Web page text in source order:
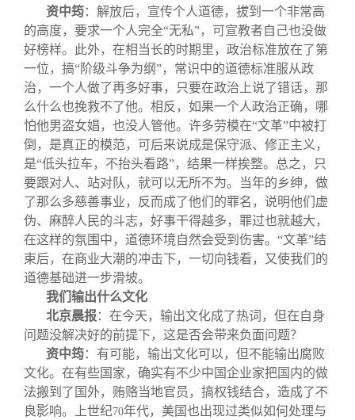
资中筠：解放后，宣传个人道德，拔到一个非常高
的高度，要求一个人完全“无私”，可宣教者自己也没做
好榜样。此外，在相当长的时期里，政治标准放在了第
一位，搞“阶级斗争为纲”，常识中的道德标准服从政
治，一个人做了再多好事，只要在政治上说了错话，那
么什么也挽救不了他。相反，如果一个人政治正确，哪
怕他男盗女娼，也没人管他。许多劳模在“文革”中被打
倒，是真正的模范，可后来说成是保守派、修正主义，
是“低头拉车，不抬头看路”，结果一样挨整。总之，只
要跟对人、站对队，就可以无所不为。当年的乡绅，做
了那么多慈善事业，反而成了他们的罪名，说明他们虚
伪、麻醉人民的斗志，好事干得越多，罪过也就越大，
在这样的氛围中，道德环境自然会受到伤害。“文革”结
束后，在商业大潮的冲击下，一切向钱看，又使我们的
道德基础进一步滑坡。
我们输出什么文化
北京晨报： 在今天，输出文化成了热词，但在自身
问题没解决好的前提下，这是否会带来负面问题？
资中筠：有可能，输出文化可以，但不能输出腐败
文化。在有些国家，确实有不少中国企业家把国内的做
法搬到了国外，贿赂当地官员，搞权钱结合，造成了不
良影响。上世纪70年代，美国也出现过类似如何处理与